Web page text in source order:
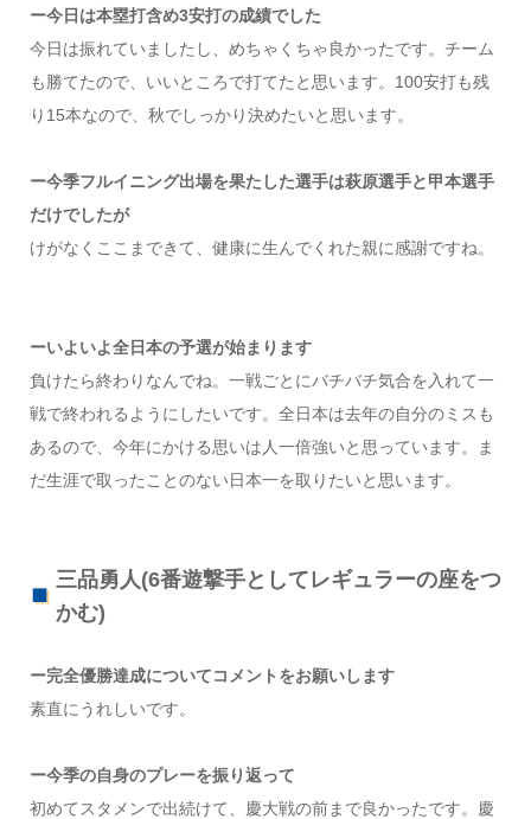
ー今日は本塁打含め3安打の成績でした
今日は振れていましたし、めちゃくちゃ良かったです。チーム
も勝てたので、いいところで打てたと思います。100安打も残
り15本なので、秋でしっかり決めたいと思います。
ー今季フルイニング出場を果たした選手は萩原選手と甲本選手
だけでしたが
けがなくここまできて、健康に生んでくれた親に感謝ですね。
ーいよいよ全日本の予選が始まります
負けたら終わりなんでね。一戦ごとにバチバチ気合を入れて一
戦で終われるようにしたいです。全日本は去年の自分のミスも
あるので、今年にかける思いは人一倍強いと思っています。ま
だ生涯で取ったことのない日本一を取りたいと思います。
三品勇人(6番遊撃手としてレギュラーの座をつ
かむ)
ー完全優勝達成についてコメントをお願いします
素直にうれしいです。
ー今季の自身のプレーを振り返って
初めてスタメンで出続けて、慶大戦の前まで良かったです。慶